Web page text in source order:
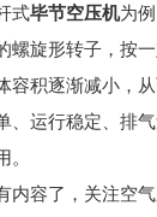
式毕节空压机为
螺旋形转子，按
容积逐渐减小，从
、运行稳定、排
内容了，关注空